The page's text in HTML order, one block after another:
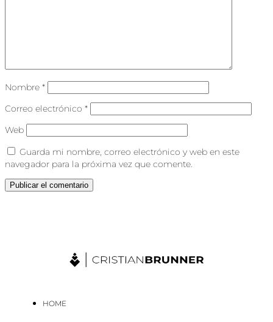
Nombre *
Correo electrónico *
Web
Guarda mi nombre, correo electrónico y web en este
navegador para la próxima vez que comente.
HOME